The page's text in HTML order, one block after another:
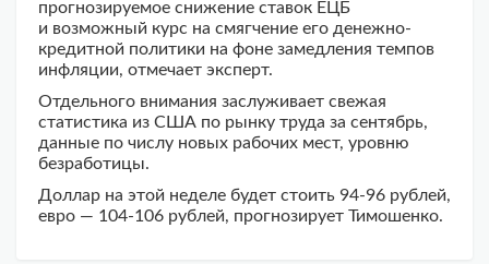
прогнозируемое снижение ставок ЕЦБ
и возможный курс на смягчение его денежно-
кредитной политики на фоне замедления темпов
инфляции, отмечает эксперт.
Отдельного внимания заслуживает свежая
статистика из США по рынку труда за сентябрь,
данные по числу новых рабочих мест, уровню
безработицы.
Доллар на этой неделе будет стоить 94-96 рублей,
евро — 104-106 рублей, прогнозирует Тимошенко.